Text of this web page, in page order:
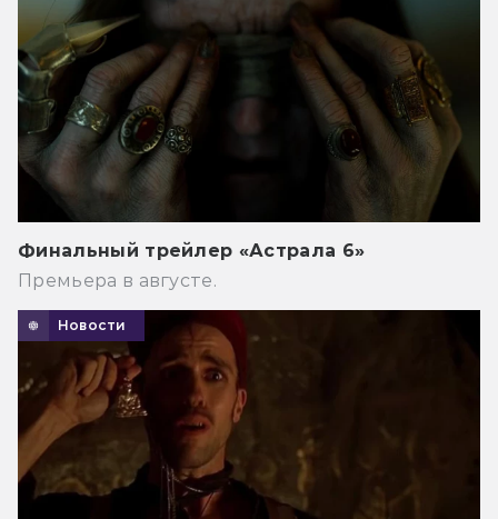
Финальный трейлер «Астрала 6»
Премьера в августе.
Новости